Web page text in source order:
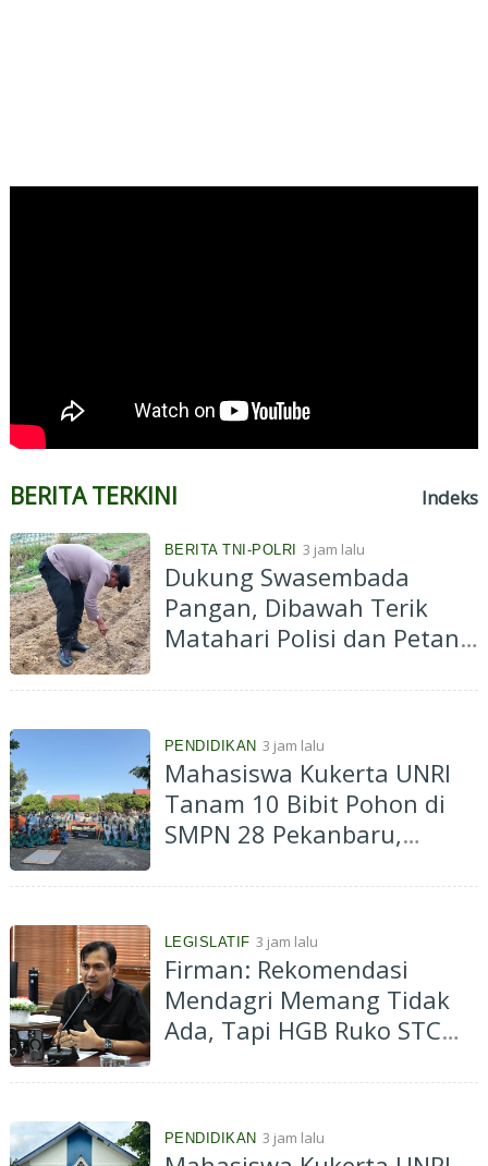
BERITA TERKINI Indeks
BERITA TNI-POLRI 3 jam lalu
Dukung Swasembada
Pangan, Dibawah Terik
Matahari Polisi dan Petani
Abu Huroiroh
PENDIDIKAN 3 jam lalu
Mahasiswa Kukerta UNRI
Tanam 10 Bibit Pohon di
SMPN 28 Pekanbaru,
School
LEGISLATIF 3 jam lalu
Firman: Rekomendasi
Mendagri Memang Tidak
Ada, Tapi HGB Ruko STC
Diperpanjang!
PENDIDIKAN 3 jam lalu